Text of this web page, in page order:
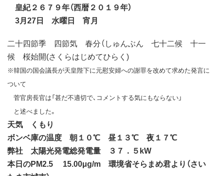
皇紀２６７９年（西暦２０１９年）
3月27日 水曜日 宵月
二十四節季 四節気 春分（しゅんぶん 七十二候 十一
候 桜始開(さくらはじめてひらく)
※韓国の国会議長が天皇陛下に元慰安婦への謝罪を改めて求めた発言に
ついて
菅官房長官は「甚だ不適切で、コメントする気にもならない」
と述べました。
天気 くもり
ボンベ庫の温度 朝１０℃ 昼１３℃ 夜１７℃
弊社 太陽光発電総発電量 ３７．５kW
本日のPM2.5 15.00μg/m 環境省そらまめ君より（さい